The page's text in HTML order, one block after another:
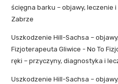
ścięgna barku – objawy, leczenie
Zabrze
Uszkodzenie Hill-Sachsa –
Fizjoterapeuta Gliwice - No To
ręki – przyczyny, diagnostyka i
Uszkodzenie Hill-Sachsa –